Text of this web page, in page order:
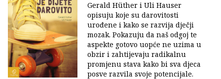
Gerald Hüther i Uli Hauser
opisuju koje su darovitosti
urođene i kako se razvija dječji
mozak. Pokazuju da naš odgoj te
aspekte gotovo uopće ne uzima u
obzir i zahtijevaju radikalnu
promjenu stava kako bi sva djeca
posve razvila svoje potencijale.